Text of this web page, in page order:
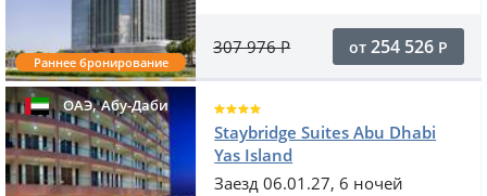
Раннее бронирование
307 976Р от 254 526 Р
ОАЭ,Абу-Даби
Staybridge Suites Abu Dhabi
Yas Island
Заезд 06.01.27, 6 ночей